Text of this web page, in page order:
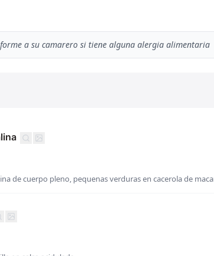
a su camarero si tiene alguna alergia alimentaria
de cuerpo pleno, pequenas verduras en cacerola de